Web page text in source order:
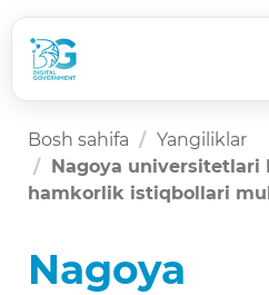
Bosh sahifa
Yangiliklar
Nagoya universitetlari
hamkorlik istiqbollari
Nagoya